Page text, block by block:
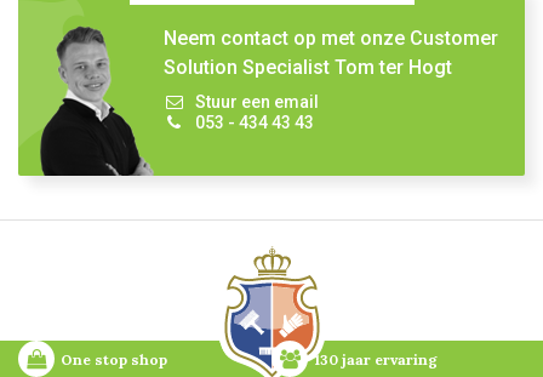
Neem contact op met onze Customer
Solution Specialist Tom ter Hogt
Stuur een email
053 - 434 43 43
One stop shop 130 jaar ervaring